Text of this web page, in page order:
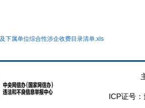
下属单位综合性涉企收费目录清单.xls
ICP证号：